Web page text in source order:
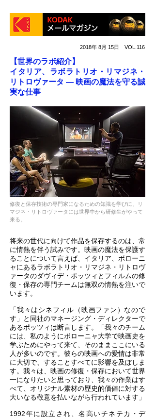
2018年 8月 15日 VOL.116
【世界のラボ紹介】
イタリア、ラボラトリオ・リマジネ・
リトロヴァータ ― 映画の魔法を守る誠
実な仕事
修復と保存技術の専門家になるための知識を学びに、リ
マジネ・リトロヴァータには世界中から研修生がやって
来る。
将来の世代に向けて作品を保存するのは、常
に情熱を伴う試みです。映画の魔法を保護す
ることについて言えば、イタリア、ボローニ
ャにあるラボラトリオ・リマジネ・リトロヴ
ァータのダヴィデ・ポッツィとフィルムの修
復・保存の専門チームは無双の情熱を注いで
います。
「我々はシネフィル（映画ファン）なので
す」と同社のマネージング・ディレクターで
あるポッツィは断言します。「我々のチーム
には、私のようにボローニャ大学で映画史を
学ぶためにやって来て、そのままここにいる
人が多いのです。彼らの映画への愛情は非常
に大切で、することすべてに影響を及ぼしま
す。我々は、映画の修復・保存において世界
一になりたいと思っており、我々の作業はす
べて、オリジナル素材の歴史的価値に対する
大いなる敬意を払いながら行われています」
1992年に設立され、名高いチネテカ・デ